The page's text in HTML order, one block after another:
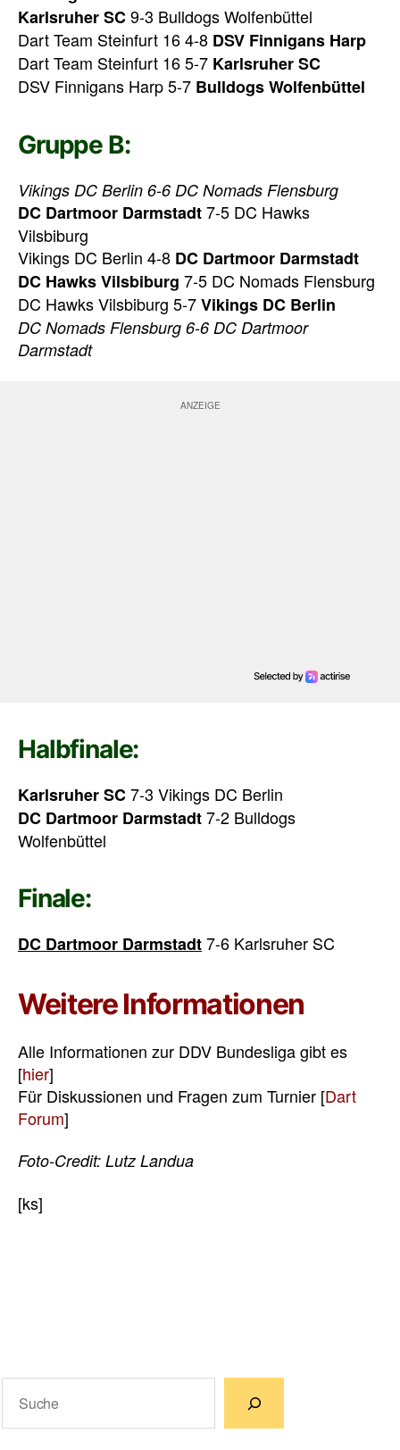
Karlsruher SC9-3 Bulldogs Wolfenbüttel
Dart Team Steinfurt 16 4-8 DSV Finnigans Harp
Dart Team Steinfurt 16 5-7 Karlsruher SC
DSV Finnigans Harp 5-7 Bulldogs Wolfenbüttel
Gruppe B:
Vikings DC Berlin 6-6 DC Nomads Flensburg
DC Dartmoor Darmstadt7-5 DC Hawks
Vilsbiburg
Vikings DC Berlin 4-8 DC Dartmoor Darmstadt
DC Hawks Vilsbiburg 7-5 DC Nomads Flensburg
DC Hawks Vilsbiburg 5-7Vikings DC Berlin
DC Nomads Flensburg 6-6 DC Dartmoor
Darmstadt
Halbfinale:
Karlsruher SC7-3 Vikings DC Berlin
DC Dartmoor Darmstadt7-2 Bulldogs
Wolfenbüttel
Finale:
DC Dartmoor Darmstadt7-6 Karlsruher SC
Weitere Informationen
Alle Informationen zur DDV Bundesliga gibt es
[hier]
Für Diskussionen und Fragen zum Turnier [Dart
Forum]
Foto-Credit: Lutz Landua
[ks]